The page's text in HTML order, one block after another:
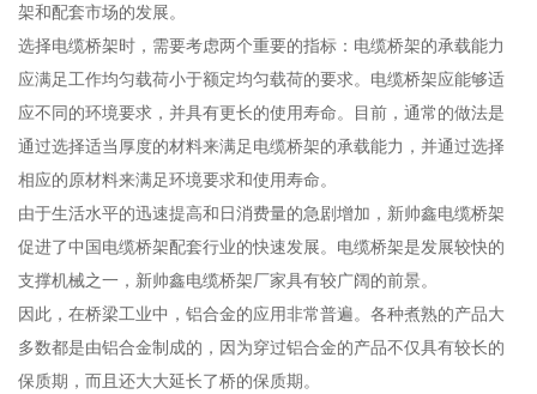
架和配套市场的发展。
选择电缆桥架时，需要考虑两个重要的指标：电缆桥架的承载能力
应满足工作均匀载荷小于额定均匀载荷的要求。电缆桥架应能够适
应不同的环境要求，并具有更长的使用寿命。目前，通常的做法是
通过选择适当厚度的材料来满足电缆桥架的承载能力，并通过选择
相应的原材料来满足环境要求和使用寿命。
由于生活水平的迅速提高和日消费量的急剧增加，新帅鑫电缆桥架
促进了中国电缆桥架配套行业的快速发展。电缆桥架是发展较快的
支撑机械之一，新帅鑫电缆桥架厂家具有较广阔的前景。
因此，在桥梁工业中，铝合金的应用非常普遍。各种煮熟的产品大
多数都是由铝合金制成的，因为穿过铝合金的产品不仅具有较长的
保质期，而且还大大延长了桥的保质期。